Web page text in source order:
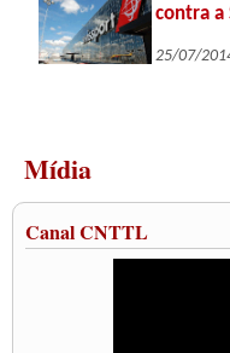
contra a
25/07/
Mídia
Canal CNTTL